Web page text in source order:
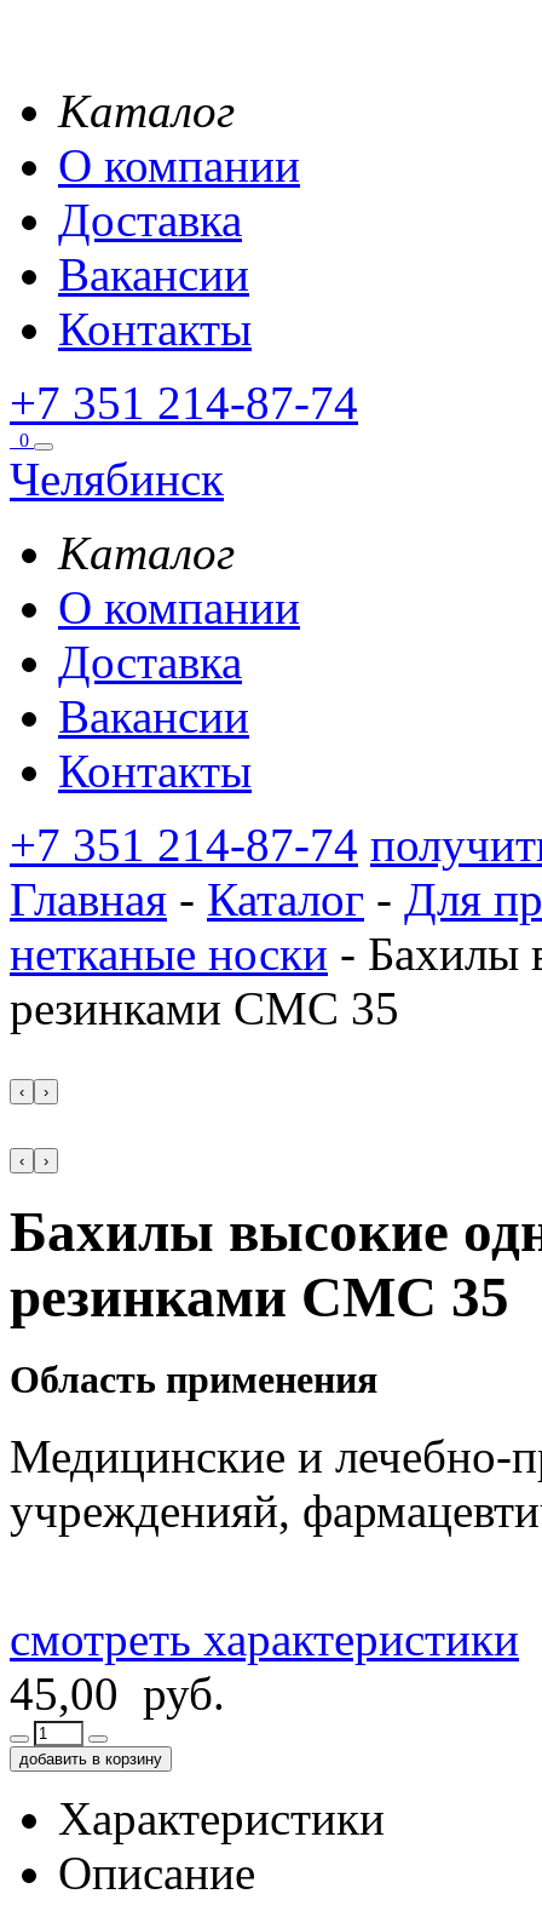
Каталог
О компании
Доставка
Вакансии
Контакты
+7 351 214-87-74
0
Челябинск
Каталог
О компании
Доставка
Вакансии
Контакты
+7 351 214-87-74
Главная - Каталог - Для
нетканые носки - Бахилы
резинками СМС 35
‹ ›
‹ ›
Бахилы высокие
резинками СМС 35
Область применения
Медицинские и лечебно-
учрежденияй,
смотреть характеристики
45,00 руб.
добавить в корзину
Характеристики
Описание